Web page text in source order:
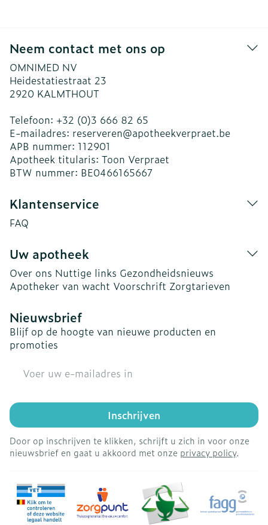
Neem contact met ons op
OMNIMED NV
Heidestatiestraat 23
2920 KALMTHOUT
Telefoon: +32 (0)3 666 82 65
E-mailadres: reserveren@apotheekverpraet.be
APB nummer: 112901
Apotheek titularis: Toon Verpraet
BTW nummer: BE0466165667
Klantenservice
FAQ
Uw apotheek
Over ons Nuttige links Gezondheidsnieuws
Apotheker van wacht Voorschrift Zorgtarieven
Nieuwsbrief
Blijf op de hoogte van nieuwe producten en
promoties
Inschrijven
Door op inschrijven te klikken, schrijft u zich in voor onze
nieuwsbrief en gaat u akkoord met onze privacy policy.